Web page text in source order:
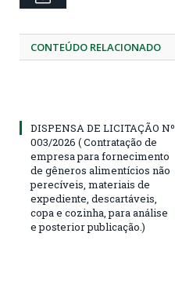
CONTEÚDO RELACIONADO
DISPENSA DE LICITAÇÃO Nº
003/2026 ( Contratação de
empresa para fornecimento
de gêneros alimentícios não
perecíveis, materiais de
expediente, descartáveis,
copa e cozinha, para análise
e posterior publicação.)